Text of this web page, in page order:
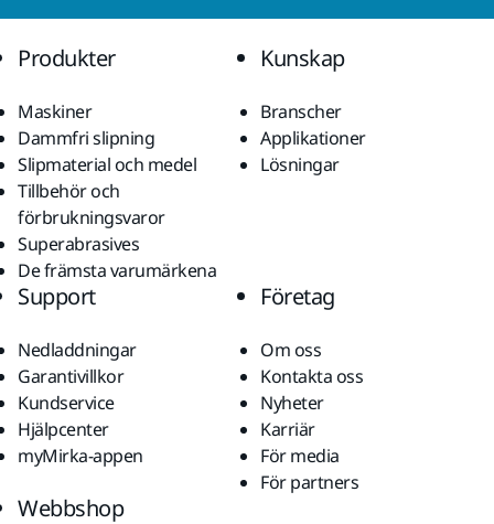
Produkter
Maskiner
Dammfri slipning
Slipmaterial och medel
Tillbehör och
förbrukningsvaror
Superabrasives
De främsta varumärkena
Kunskap
Branscher
Applikationer
Lösningar
Support
Nedladdningar
Garantivillkor
Kundservice
Hjälpcenter
myMirka-appen
Företag
Om oss
Kontakta oss
Nyheter
Karriär
För media
För partners
Webbshop